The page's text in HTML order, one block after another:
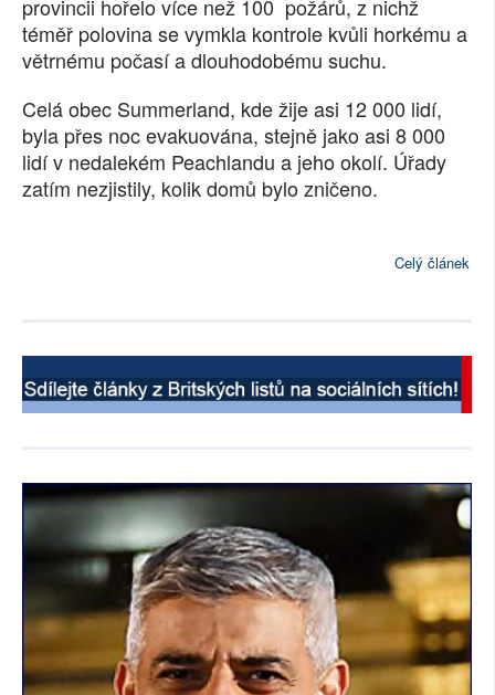
provincii hořelo více než 100 požárů, z nichž
téměř polovina se vymkla kontrole kvůli horkému a
větrnému počasí a dlouhodobému suchu.
Celá obec Summerland, kde žije asi 12 000 lidí,
byla přes noc evakuována, stejně jako asi 8 000
lidí v nedalekém Peachlandu a jeho okolí. Úřady
zatím nezjistily, kolik domů bylo zničeno.
Celý článek